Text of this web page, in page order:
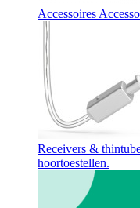
Accessoires
Receivers &
hoortoestellen.